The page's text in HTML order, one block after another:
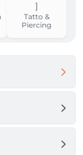
Niveau.
Tatto &
Piercing